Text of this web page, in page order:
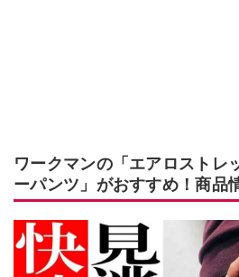
ワークマンの「エアロストレ
ーパンツ」がおすすめ！商品